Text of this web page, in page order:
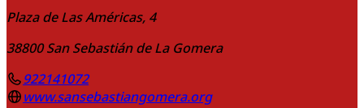
Plaza de Las Américas, 4
38800 San Sebastián de La Gomera
922141072
www.sansebastiangomera.org